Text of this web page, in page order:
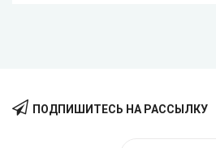
ПОДПИШИТЕСЬ НА РАССЫЛКУ